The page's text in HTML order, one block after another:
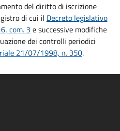
del diritto di iscrizione
di cui il Decreto legislativo
com. 3 e successive modifiche
dei controlli periodici
21/07/1998, n. 350.